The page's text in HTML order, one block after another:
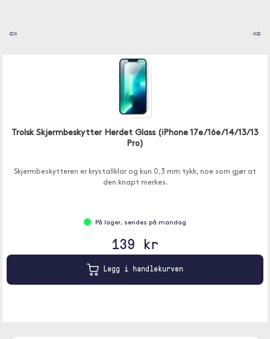
⇦ ⇨
Trolsk Skjermbeskytter Herdet Glass (iPhone 17e/16e/14/13/13
Pro)
Skjermbeskytteren er krystallklar og kun 0,3 mm tykk, noe som gjør at
den knapt merkes.
På lager, sendes på mandag
139 kr
Legg i handlekurven